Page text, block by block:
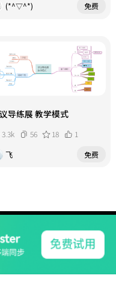
(*^▽^*)
免费
学议导练展 教学模式
3.3k 56 18
1
飞
免费